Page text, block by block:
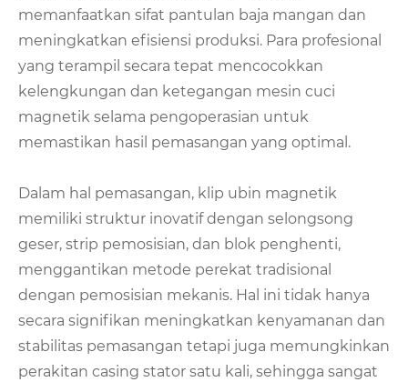
memanfaatkan sifat pantulan baja mangan dan
meningkatkan efisiensi produksi. Para profesional
yang terampil secara tepat mencocokkan
kelengkungan dan ketegangan mesin cuci
magnetik selama pengoperasian untuk
memastikan hasil pemasangan yang optimal.
Dalam hal pemasangan, klip ubin magnetik
memiliki struktur inovatif dengan selongsong
geser, strip pemosisian, dan blok penghenti,
menggantikan metode perekat tradisional
dengan pemosisian mekanis. Hal ini tidak hanya
secara signifikan meningkatkan kenyamanan dan
stabilitas pemasangan tetapi juga memungkinkan
perakitan casing stator satu kali, sehingga sangat